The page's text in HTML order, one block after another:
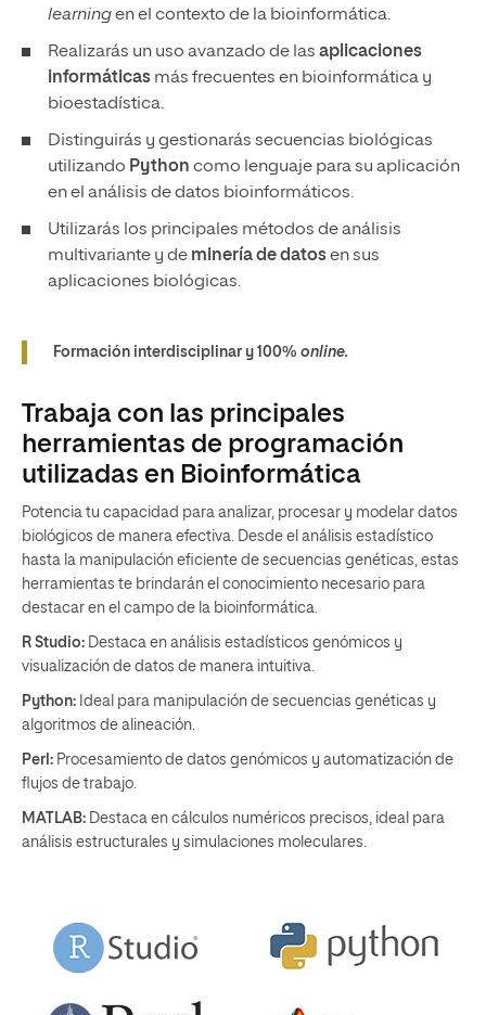
learningen el contexto de la bioinformática.
Realizarás un uso avanzado de las aplicaciones
informáticas más frecuentes en bioinformática y
bioestadística.
Distinguirás y gestionarás secuencias biológicas
utilizando Python como lenguaje para su aplicación
en el análisis de datos bioinformáticos.
Utilizarás los principales métodos de análisis
multivariante y de minería de datosen sus
aplicaciones biológicas.
Formación interdisciplinar y 100% online.
Trabaja con las principales
herramientas de programación
utilizadas en Bioinformática
Potencia tu capacidad para analizar, procesar y modelar datos
biológicos de manera efectiva. Desde el análisis estadístico
hasta la manipulación eficiente de secuencias genéticas, estas
herramientas te brindarán el conocimiento necesario para
destacar en el campo de la bioinformática.
R Studio: Destaca en análisis estadísticos genómicos y
visualización de datos de manera intuitiva.
Python: Ideal para manipulación de secuencias genéticas y
algoritmos de alineación.
Perl: Procesamiento de datos genómicos y automatización de
flujos de trabajo.
MATLAB: Destaca en cálculos numéricos precisos, ideal para
análisis estructurales y simulaciones moleculares.